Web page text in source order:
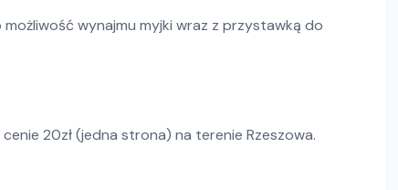
wynajmu myjki wraz z przystawką do
20zł (jedna strona) na terenie Rzeszowa.